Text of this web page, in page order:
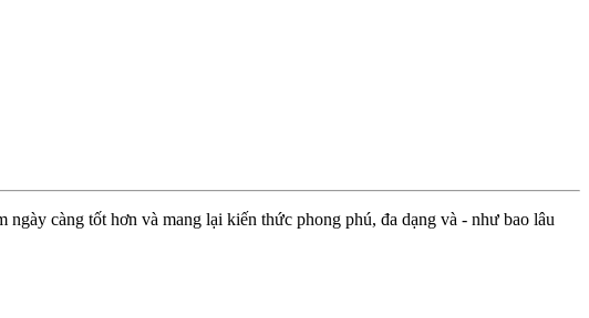
ngày càng tốt hơn và mang lại kiến thức phong phú, đa dạng và - như bao lâu